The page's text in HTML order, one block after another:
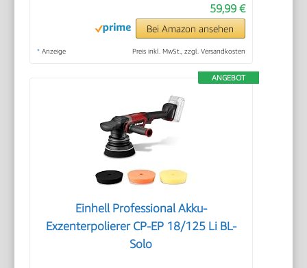
59,99 €
Bei Amazon ansehen
* Anzeige Preis inkl. MwSt., zzgl. Versandkosten
ANGEBOT
Einhell Professional Akku-
Exzenterpolierer CP-EP 18/125 Li BL-
Solo